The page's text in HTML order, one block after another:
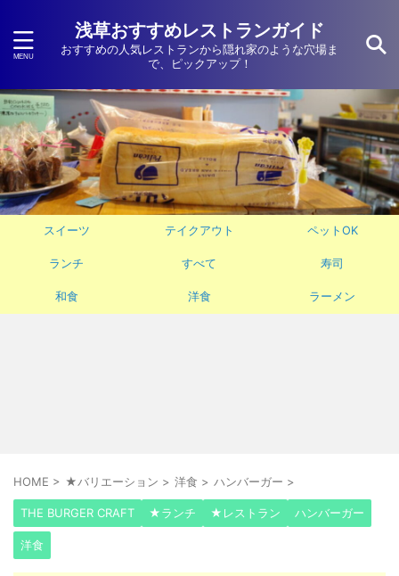
浅草おすすめレストランガイド
おすすめの人気レストランから隠れ家のような穴場ま
で、ピックアップ！
スイーツ テイクアウト ペットOK
ランチ すべて 寿司
和食 洋食 ラーメン
HOME > ★バリエーション > 洋食 > ハンバーガー >
THE BURGER CRAFT ★ランチ ★レストラン ハンバーガー
洋食